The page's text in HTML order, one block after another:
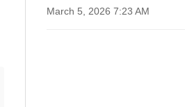
March 5, 2026 7:23 AM